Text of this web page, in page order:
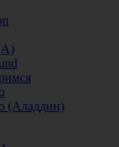
(Аладдин)